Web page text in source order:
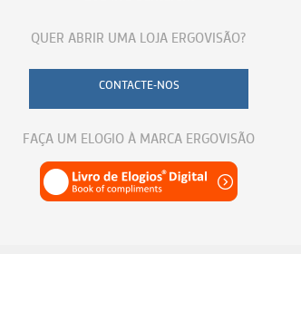
QUER ABRIR UMA LOJA ERGOVISÃO?
CONTACTE-NOS
FAÇA UM ELOGIO À MARCA ERGOVISÃO